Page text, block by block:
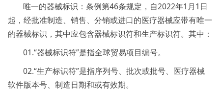
唯一的器械标识：条例第46条规定，自2022年1月1日
起，经批准制造、销售、分销或进口的医疗器械应带有唯一
的器械标识，其中应包含器械标识符和生产标识符。其中：
01.“器械标识符”是指全球贸易项目编号。
02.“生产标识符”是指序列号、批次或批号、医疗器械
软件版本号、制造日期和或有效期。